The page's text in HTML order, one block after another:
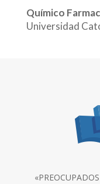
Químico
Universidad